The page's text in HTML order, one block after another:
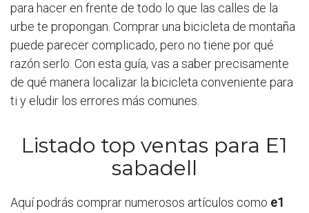
para hacer en frente de todo lo que las calles de la
urbe te propongan. Comprar una bicicleta de montaña
puede parecer complicado, pero no tiene por qué
razón serlo. Con esta guía, vas a saber precisamente
de qué manera localizar la bicicleta conveniente para
ti y eludir los errores más comunes.
Listado top ventas para E1
sabadell
Aquí podrás comprar numerosos artículos como e1